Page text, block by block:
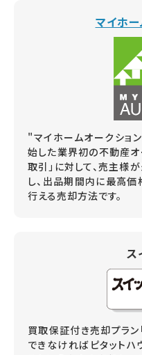
マイホ
"マイホームオークショ
始した業界初の不動産オ
取引」に対して、売主様
し、出品期間内に最高
行える売却方法です。
ス
買取保証付き売却プラン
できなければピタット